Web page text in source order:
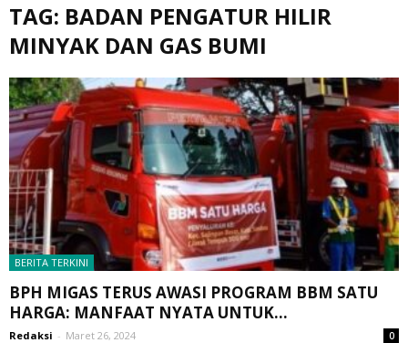
Bali
TAG: BADAN PENGATUR HILIR
MINYAK DAN GAS BUMI
BERITA TERKINI
BPH MIGAS TERUS AWASI PROGRAM BBM SATU
HARGA: MANFAAT NYATA UNTUK...
Redaksi - Maret 26, 2024 0